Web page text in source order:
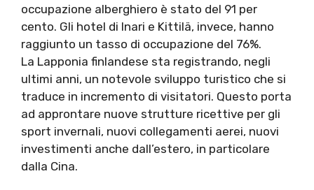
occupazione alberghiero è stato del 91 per
cento. Gli hotel di Inari e Kittilä, invece, hanno
raggiunto un tasso di occupazione del 76%.
La Lapponia finlandese sta registrando, negli
ultimi anni, un notevole sviluppo turistico che si
traduce in incremento di visitatori. Questo porta
ad approntare nuove strutture ricettive per gli
sport invernali, nuovi collegamenti aerei, nuovi
investimenti anche dall’estero, in particolare
dalla Cina.